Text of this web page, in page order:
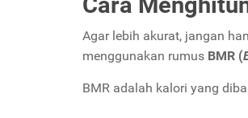
Agar lebih akurat, jangan
menggunakan rumus BMR (
BMR adalah kalori yang